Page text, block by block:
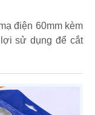
điện 60mm kèm
sử dụng để cắt